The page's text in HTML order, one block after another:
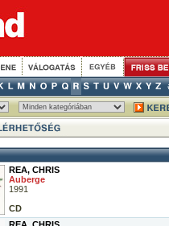
REA, CHRIS
Auberge
1991
CD